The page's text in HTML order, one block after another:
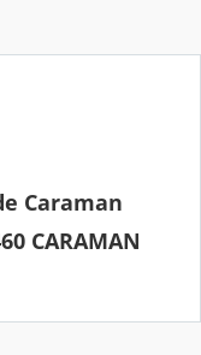
Caraman
CARAMAN